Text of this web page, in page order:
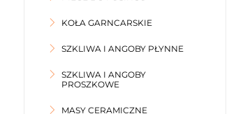
KOŁA GARNCARSKIE
SZKLIWA I ANGOBY PŁYNNE
SZKLIWA I ANGOBY
PROSZKOWE
MASY CERAMICZNE